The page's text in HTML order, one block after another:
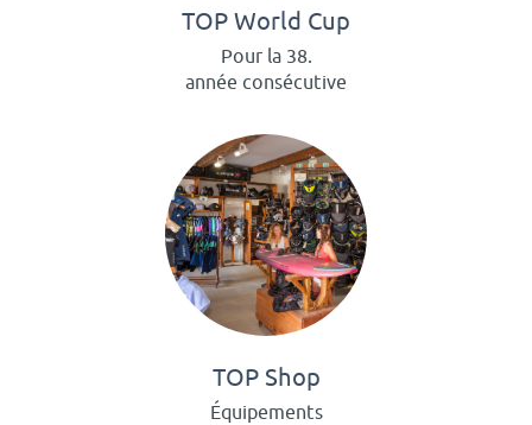
TOP World Cup
Pour la 38.
année consécutive
TOP Shop
Équipements